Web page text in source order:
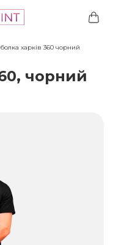
харків 360 чорний
чорний